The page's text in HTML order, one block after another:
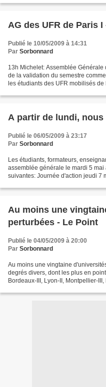
AG des UFR de Paris
Publié le 10/05/2009 à 14:31
Par Sorbonnard
13h Michelet: Assemblée
de la validation du semestre
les étudiants des UFR mobilisés
A partir de lundi, nous
Publié le 06/05/2009 à 23:17
Par Sorbonnard
Les étudiants, formateurs,
assemblée générale le mardi 5
suivantes: Journée d'action jeudi 7
Au moins une
perturbées - Le Point
Publié le 04/05/2009 à 20:00
Par Sorbonnard
Au moins une vingtaine
degrés divers, dont les plus en
Bordeaux-III, Lyon-II, Montpellier-